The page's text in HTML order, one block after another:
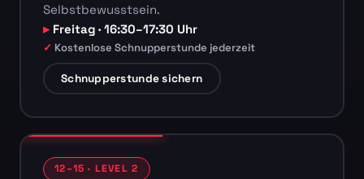
Selbstbewusstsein.
Freitag · 16:30–17:30 Uhr
Kostenlose Schnupperstunde jederzeit
Schnupperstunde sichern
12–15 · LEVEL 2